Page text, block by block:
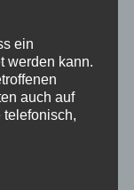
und
von
Das
gestellt und
ein
werden kann.
auch auf